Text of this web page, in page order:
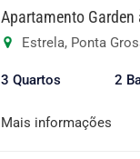
Apartamento
Estrela, Ponta
3 Quartos 2
Mais informações